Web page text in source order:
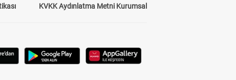
KVKK Aydınlatma Metni Kurumsal